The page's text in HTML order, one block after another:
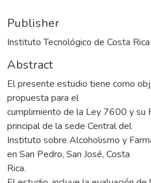
Publisher
Instituto Tecnológico de Costa Rica
Abstract
El presente estudio tiene como
propuesta para el
cumplimiento de la Ley 7600 y su
principal de la sede Central del
Instituto sobre Alcoholismo y
en San Pedro, San José, Costa
Rica.